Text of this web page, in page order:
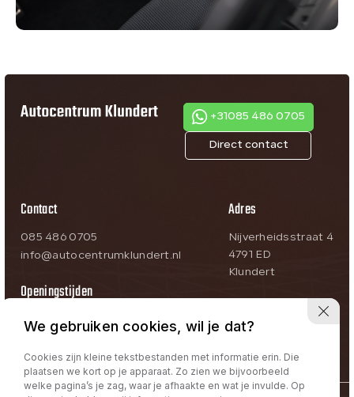
Direct contact
+31085 486 0705
Contact
085 486 0705
info@autocentrumklundert.nl
Adres
Nijverheidsstraat 4
4791 ED
Klundert
Openingstijden
Ma-Vr:
09:00 – 18:00
Zo:
Op afspraak
We gebruiken cookies, wil je dat?
Cookies zijn kleine tekstbestanden met informatie erin. Die
plaatsen we kort op je apparaat. Zo zien we bijvoorbeeld
welke pagina’s je zag, waar je afhaakte en wat je invulde. Op